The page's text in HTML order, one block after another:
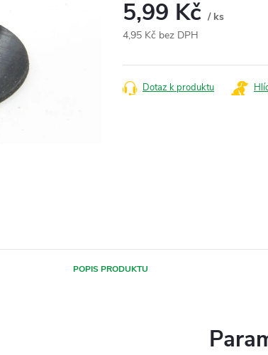
5,99 Kč / ks
4,95 Kč bez DPH
cena:
Dotaz k produktu
POPIS PRODUKTU